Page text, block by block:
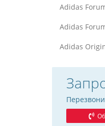
Adidas
Adidas
Adidas